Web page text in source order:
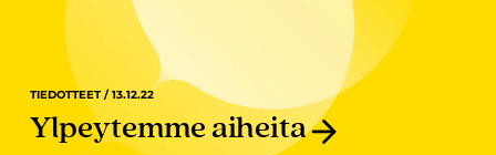
TIEDOTTEET / 13.12.22
Ylpeytemme aiheita